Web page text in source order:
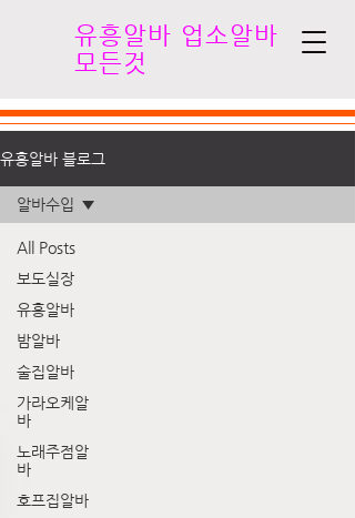
유흥알바 업소알바
모든것
유흥알바 블로그
All Posts
보도실장
유흥알바
밤알바
술집알바
가라오케알
바
노래주점알
바
호프집알바
알바수입